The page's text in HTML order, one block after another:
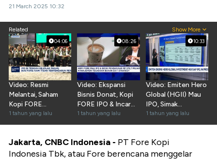
21 March 2025 10:32
Related Show More
04:06
Video: Resmi
Melantai, Saham
Kopi FORE
Langsung ARA
1 tahun yang lalu
08:26
Video: Ekspansi
Bisnis Donat, Kopi
FORE IPO & Incar
Dana Rp379 Miliar
1 tahun yang lalu
10:33
Video: Emiten Hero
Global (HGII) Mau
IPO, Simak
Prospeknya!
1 tahun yang lalu
Jakarta, CNBC Indonesia - PT Fore Kopi
Indonesia Tbk, atau Fore berencana menggelar